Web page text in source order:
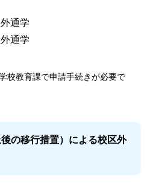
通学
通学
校教育課で申請手続きが必要で
の移行措置）による校区外